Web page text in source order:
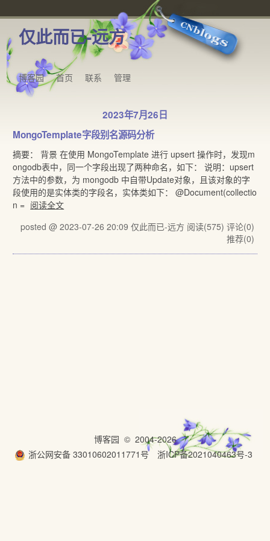
仅此而已-远方
博客园 首页 联系 管理
2023年7月26日
MongoTemplate字段别名源码分析
摘要： 背景 在使用 MongoTemplate 进行 upsert 操作时，发现m
ongodb表中，同一个字段出现了两种命名，如下： 说明：upsert
方法中的参数，为 mongodb 中自带Update对象，且该对象的字
段使用的是实体类的字段名，实体类如下： @Document(collectio
n = 阅读全文
posted @ 2023-07-26 20:09 仅此而已-远方 阅读(575) 评论(0)
推荐(0)
博客园 © 2004-2026
浙公网安备 33010602011771号
浙ICP备2021040463号-3